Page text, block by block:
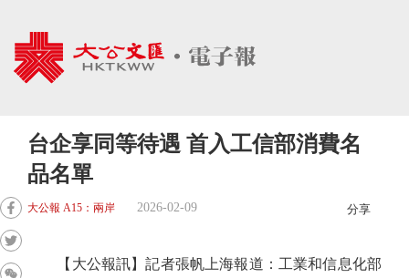
台企享同等待遇 首入工信部消費名
品名單
大公報 A15：兩岸 2026-02-09 分享
【大公報訊】記者張帆上海報道：工業和信息化部